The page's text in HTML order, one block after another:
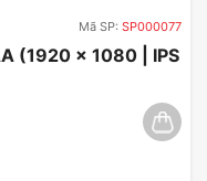
Mã SP: SP000077
(1920 x 1080 | IPS